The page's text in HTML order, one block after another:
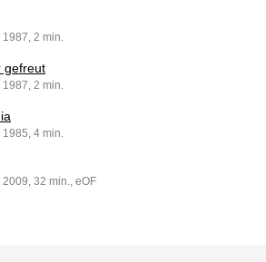
1987, 2 min.
gefreut
1987, 2 min.
1985, 4 min.
2009, 32 min., eOF